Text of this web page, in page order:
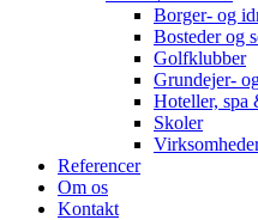
Borger- og
Bosteder og
Golfklubber
Grundejer-
Hoteller, spa
Skoler
Referencer
Om os
Kontakt